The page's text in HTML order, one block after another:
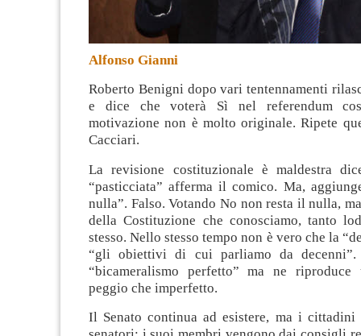
Alfonso Gianni
Roberto Benigni dopo vari tentennamenti
e dice che voterà Sì nel referendum
motivazione non è molto originale. Ripete
Cacciari.
La revisione costituzionale è maldestra
“pasticciata” afferma il comico. Ma,
nulla”. Falso. Votando No non resta il nulla,
della Costituzione che conosciamo, tanto
stesso. Nello stesso tempo non è vero che la
“gli obiettivi di cui parliamo da
“bicameralismo perfetto” ma ne
peggio che imperfetto.
Il Senato continua ad esistere, ma i cittadini